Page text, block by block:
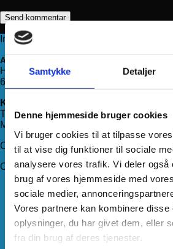
Samtykke Detaljer
Denne hjemmeside bruger cookies
Vi bruger cookies til at tilpasse
til at vise dig funktioner til sociale
analysere vores trafik. Vi deler også
brug af vores hjemmeside med
sociale medier,
Vores partnere kan kombinere disse
oplysninger, du har givet dem, eller
fra din brug af deres tjenester.
Information
Adresse
Haderslevvej 78, st.
6200 Aabenraa
Kontakt os
Telefon:71 99 75 88
Mail:
CVR: 33994680
Om Hjemmeudstyr
Om os
Handelsbetingelser
Levering
Kundeservice
Returnering
Privatlivspolitik